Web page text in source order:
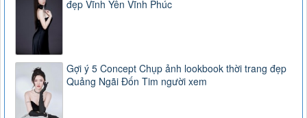
đẹp Vĩnh Yên Vĩnh Phúc
Gợi ý 5 Concept Chụp ảnh lookbook thời trang đẹp
Quảng Ngãi Đốn Tim người xem